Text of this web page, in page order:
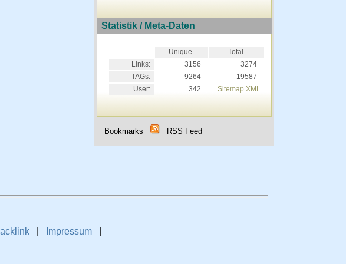
Statistik / Meta-Daten
Unique
Total
Links:
3156
3274
TAGs:
9264
19587
User:
342 Sitemap XML
Bookmarks RSS Feed
Impressum